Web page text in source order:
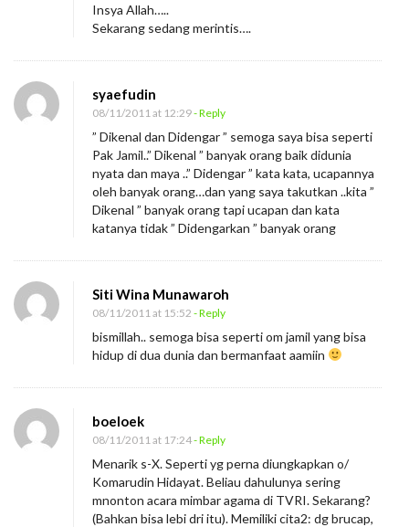
Insya Allah…..
Sekarang sedang merintis….
syaefudin
08/11/2011 at 12:29- Reply
” Dikenal dan Didengar ” semoga saya bisa seperti
Pak Jamil..” Dikenal ” banyak orang baik didunia
nyata dan maya ..” Didengar ” kata kata, ucapannya
oleh banyak orang…dan yang saya takutkan ..kita ”
Dikenal ” banyak orang tapi ucapan dan kata
katanya tidak ” Didengarkan ” banyak orang
Siti Wina Munawaroh
08/11/2011 at 15:52 - Reply
bismillah.. semoga bisa seperti om jamil yang bisa
hidup di dua dunia dan bermanfaat aamiin
boeloek
08/11/2011 at 17:24- Reply
Menarik s-X. Seperti yg perna diungkapkan o/
Komarudin Hidayat. Beliau dahulunya sering
mnonton acara mimbar agama di TVRI. Sekarang?
(Bahkan bisa lebi dri itu). Memiliki cita2: dg brucap,